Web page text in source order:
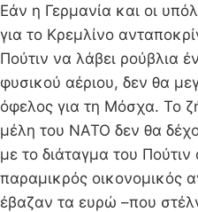
Εάν η Γερμανία και οι
για το Κρεμλίνο
Πούτιν να λάβει ρούβλια
φυσικού αέριου, δεν θα
όφελος για τη Μόσχα. Το
μέλη του ΝΑΤΟ δεν θα
με το διάταγμα του
παραμικρός οικονομικός
έβαζαν τα ευρώ –που